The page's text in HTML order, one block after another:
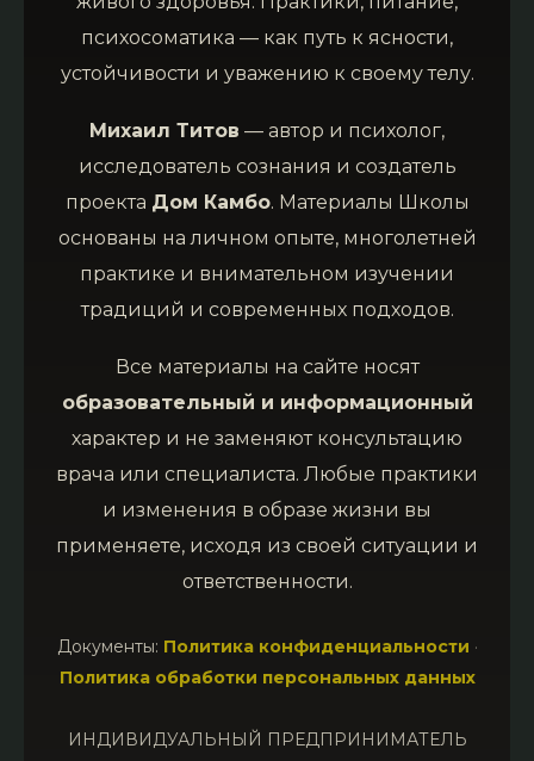
психосоматика — как путь к ясности,
устойчивости и уважению к своему телу.
Михаил Титов — автор и психолог,
исследователь сознания и создатель
проекта Дом Камбо. Материалы Школы
основаны на личном опыте, многолетней
практике и внимательном изучении
традиций и современных подходов.
Все материалы на сайте носят
образовательный и информационный
характер и не заменяют консультацию
врача или специалиста. Любые практики
и изменения в образе жизни вы
применяете, исходя из своей ситуации и
ответственности.
Документы: Политика конфиденциальности ·
Политика обработки персональных данных
ИНДИВИДУАЛЬНЫЙ ПРЕДПРИНИМАТЕЛЬ